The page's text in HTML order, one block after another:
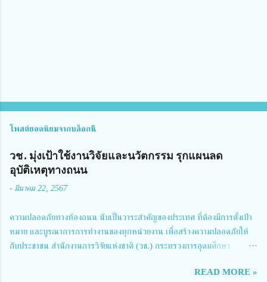
โพสต์ยอดนิยมจากบล็อกนี้
วช. มุ่งเป้าใช้งานวิจัยและนวัตกรรม รุกแผนลด
อุบัติเหตุทางถนน
- มีนาคม 22, 2567
ความปลอดภัยทางท้องถนน นับเป็นวาระสำคัญของประเทศ ที่ต้องมีการตั้งเป้า
หมาย และบูรณาการการทำงานของทุกหน่วยงาน เพื่อสร้างความปลอดภัยให้
กับประชาชน สำนักงานการวิจัยแห่งชาติ (วช.) กระทรวงการอุดมศึกษา
สมาคมวิศวกรรมชีวการแพทย์ไทย จัดการประชุมเผยแพร่ผลการดำเนินงาน
READ MORE »